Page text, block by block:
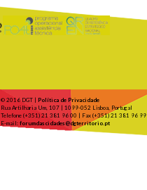
© 2016 DGT | Política de Privacidade
Rua Artilharia Um, 107 | 1099-052 Lisboa, Portugal
Telefone (+351) 21 381 96 00 | Fax (+351) 21 381 96 99
E-mail: forumdascidades@dgterritorio.pt